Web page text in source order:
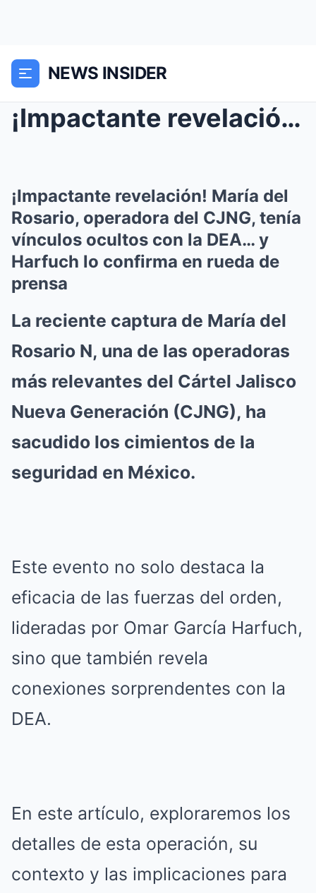
NEWS INSIDER
¡Impactante revelación! María del Rosario, operado...
¡Impactante revelación! María del
Rosario, operadora del CJNG, tenía
vínculos ocultos con la DEA… y
Harfuch lo confirma en rueda de
prensa
La reciente captura de María del
Rosario N, una de las operadoras
más relevantes del Cártel Jalisco
Nueva Generación (CJNG), ha
sacudido los cimientos de la
seguridad en México.
Este evento no solo destaca la
eficacia de las fuerzas del orden,
lideradas por Omar García Harfuch,
sino que también revela
conexiones sorprendentes con la
DEA.
En este artículo, exploraremos los
detalles de esta operación, su
contexto y las implicaciones para